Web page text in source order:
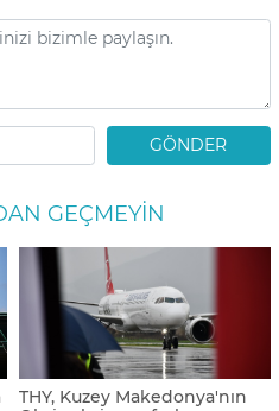
GÖNDER
GEÇMEYIN
THY, Kuzey Makedonya'nın